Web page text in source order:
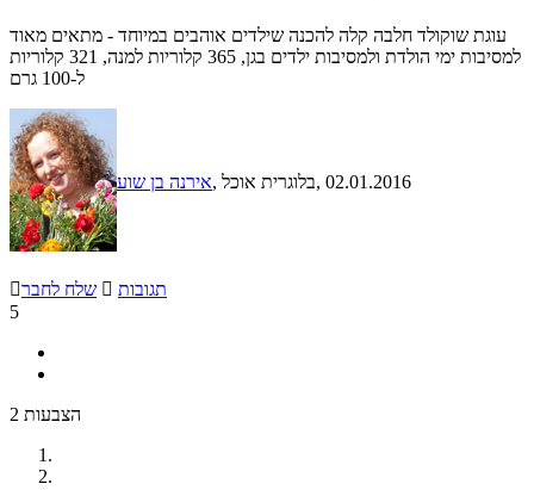
עוגת שוקולד חלבה קלה להכנה שילדים אוהבים במיוחד - מתאים מאוד
למסיבות ימי הולדת ולמסיבות ילדים בגן, 365 קלוריות למנה, 321 קלוריות
ל-100 גרם
אירנה בן שוע , בלוגרית אוכל, 02.01.2016
שלח לחבר  תגובות
5
2 הצבעות